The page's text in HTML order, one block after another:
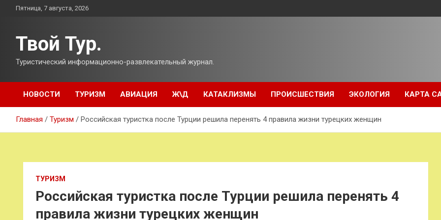
ПерейтиПятница, 7 августа, 2026
Твой Тур.
Туристический информационно-развлекательный журнал.
НОВОСТИ ТУРИЗМ АВИАЦИЯ Ж\Д КАТАКЛИЗМЫ ПРОИСШЕСТВИЯ ЭКОЛОГИЯ КАРТА
Главная Туризм Российская туристка после Турции решила перенять 4 правила жизни турецких женщин
ТУРИЗМ
Российская туристка после Турции решила перенять 4
правила жизни турецких женщин